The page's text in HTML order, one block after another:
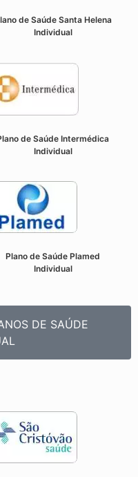
de Saúde Santa Helena
Individual
de Saúde Intermédica
Individual
Plano de Saúde Plamed
Individual
DE SAÚDE